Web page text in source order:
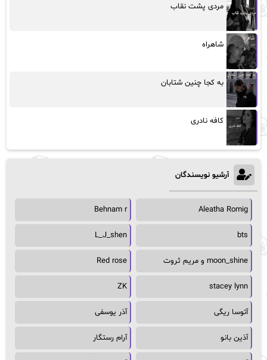
مردی پشت نقاب
شاهراه
به کجا چنین شتابان
کافه نادری
آرشیو نویسندگان
Aleatha Romig
Behnam r
bts
L_J_shen
moon_shine و مریم ثروت Red rose
stacey lynn
ZK
آتوسا ریگی آذر یوسفی
آذین بانو آرام رستگار